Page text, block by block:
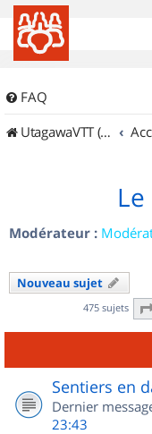
FAQ
UtagawaVTT (Randos VTT et VTTAE avec traces GPS)
Modérateur :
Nouveau sujet
475 sujets
Sentiers en
Dernier
23:43